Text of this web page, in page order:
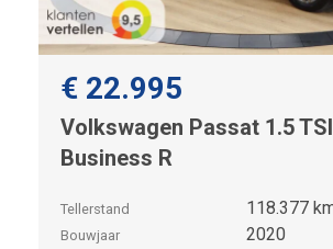
€ 22.995
Volkswagen Passat 1.5
Business R
Tellerstand 118.377
Bouwjaar 2020